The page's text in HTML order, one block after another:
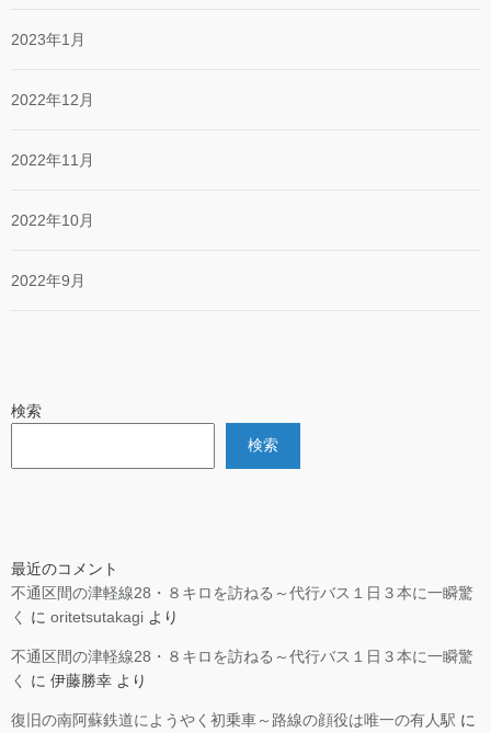
2023年1月
2022年12月
2022年11月
2022年10月
2022年9月
検索
検索
最近のコメント
不通区間の津軽線28・８キロを訪ねる～代行バス１日３本に一瞬驚
く
に oritetsutakagi より
不通区間の津軽線28・８キロを訪ねる～代行バス１日３本に一瞬驚
く
に 伊藤勝幸 より
復旧の南阿蘇鉄道にようやく初乗車～路線の顔役は唯一の有人駅 に